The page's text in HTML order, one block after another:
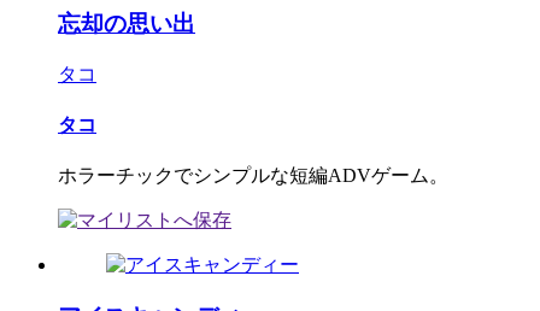
忘却の思い出
タコ
タコ
ホラーチックでシンプルな短編ADVゲーム。